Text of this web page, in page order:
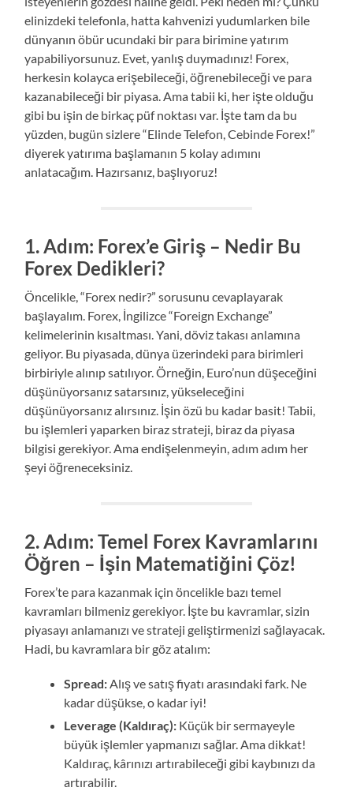
elinizdeki telefonla, hatta kahvenizi yudumlarken bile
dünyanın öbür ucundaki bir para birimine yatırım
yapabiliyorsunuz. Evet, yanlış duymadınız! Forex,
herkesin kolayca erişebileceği, öğrenebileceği ve para
kazanabileceği bir piyasa. Ama tabii ki, her işte olduğu
gibi bu işin de birkaç püf noktası var. İşte tam da bu
yüzden, bugün sizlere “Elinde Telefon, Cebinde Forex!”
diyerek yatırıma başlamanın 5 kolay adımını
anlatacağım. Hazırsanız, başlıyoruz!
1. Adım: Forex’e Giriş – Nedir Bu
Forex Dedikleri?
Öncelikle, “Forex nedir?” sorusunu cevaplayarak
başlayalım. Forex, İngilizce “Foreign Exchange”
kelimelerinin kısaltması. Yani, döviz takası anlamına
geliyor. Bu piyasada, dünya üzerindeki para birimleri
birbiriyle alınıp satılıyor. Örneğin, Euro’nun düşeceğini
düşünüyorsanız satarsınız, yükseleceğini
düşünüyorsanız alırsınız. İşin özü bu kadar basit! Tabii,
bu işlemleri yaparken biraz strateji, biraz da piyasa
bilgisi gerekiyor. Ama endişelenmeyin, adım adım her
şeyi öğreneceksiniz.
2. Adım: Temel Forex Kavramlarını
Öğren – İşin Matematiğini Çöz!
Forex’te para kazanmak için öncelikle bazı temel
kavramları bilmeniz gerekiyor. İşte bu kavramlar, sizin
piyasayı anlamanızı ve strateji geliştirmenizi sağlayacak.
Hadi, bu kavramlara bir göz atalım:
Spread: Alış ve satış fiyatı arasındaki fark. Ne
kadar düşükse, o kadar iyi!
Leverage (Kaldıraç): Küçük bir sermayeyle
büyük işlemler yapmanızı sağlar. Ama dikkat!
Kaldıraç, kârınızı artırabileceği gibi kaybınızı da
artırabilir.